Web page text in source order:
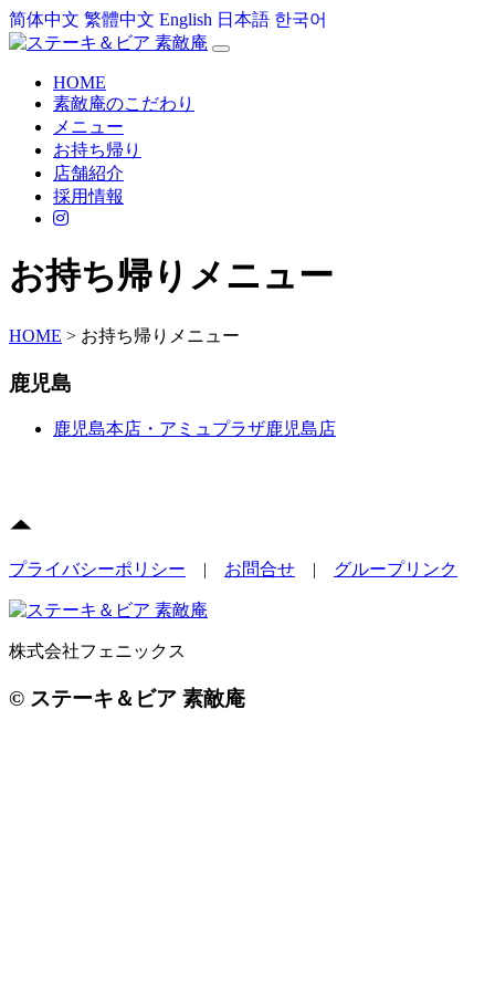
简体中文 繁體中文 English 日本語 한국어
HOME
素敵庵のこだわり
メニュー
お持ち帰り
店舗紹介
採用情報
お持ち帰りメニュー
HOME > お持ち帰りメニュー
鹿児島
鹿児島本店・アミュプラザ鹿児島店
プライバシーポリシー | お問合せ | グループリンク
株式会社フェニックス
© ステーキ＆ビア 素敵庵